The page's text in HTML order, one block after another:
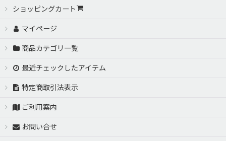
ショッピングカート
マイページ
商品カテゴリ一覧
最近チェックしたアイテム
特定商取引法表示
ご利用案内
お問い合せ